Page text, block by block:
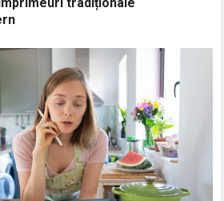
tradiționale